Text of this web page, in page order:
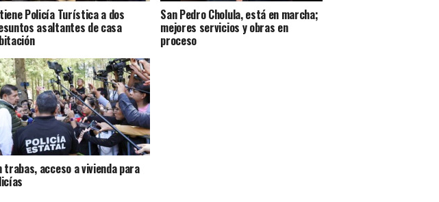
Policía Turística a dos
asaltantes de casa
San Pedro Cholula, está en marcha;
mejores servicios y obras en
proceso
trabas, acceso a vivienda para